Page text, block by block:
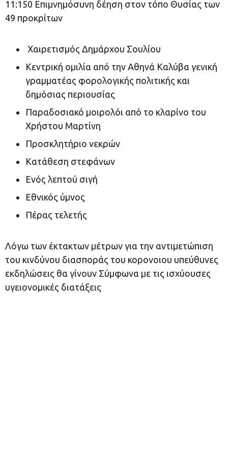
11:150 Επιμνημόσυνη δέηση στον τόπο Θυσίας των
49 προκρίτων
Χαιρετισμός Δημάρχου Σουλίου
Κεντρική ομιλία από την Αθηνά Καλύβα γενική
γραμματέας φορολογικής πολιτικής και
δημόσιας περιουσίας
Παραδοσιακό μοιρολόι από το κλαρίνο του
Χρήστου Μαρτίνη
Προσκλητήριο νεκρών
Κατάθεση στεφάνων
Ενός λεπτού σιγή
Εθνικός ύμνος
Πέρας τελετής
Λόγω των έκτακτων μέτρων για την αντιμετώπιση
του κινδύνου διασποράς του κορονοιου υπεύθυνες
εκδηλώσεις θα γίνουν Σύμφωνα με τις ισχύουσες
υγειονομικές διατάξεις